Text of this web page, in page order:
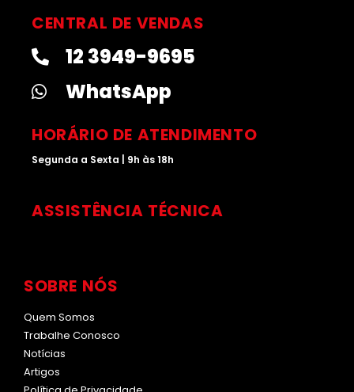
t
g
r
a
m
k
e
d
i
n
t
u
b
e
t
o
k
CENTRAL DE VENDAS
12 3949-9695
WhatsApp
HORÁRIO DE ATENDIMENTO
Segunda a Sexta | 9h às 18h
ASSISTÊNCIA TÉCNICA
SOBRE NÓS
Quem Somos
Trabalhe Conosco
Notícias
Artigos